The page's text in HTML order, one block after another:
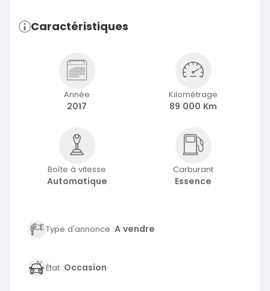
Caractéristiques
Année
2017
Kilométrage
89 000 Km
Boîte à vitesse
Automatique
Carburant
Essence
Type d'annonce :A vendre
État :Occasion